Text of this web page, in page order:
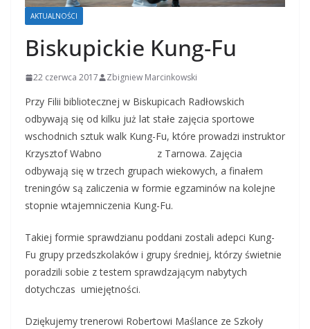
AKTUALNOŚCI
Biskupickie Kung-Fu
22 czerwca 2017 Zbigniew Marcinkowski
Przy Filii bibliotecznej w Biskupicach Radłowskich
odbywają się od kilku już lat stałe zajęcia sportowe
wschodnich sztuk walk Kung-Fu, które prowadzi instruktor
Krzysztof Wabno z Tarnowa. Zajęcia
odbywają się w trzech grupach wiekowych, a finałem
treningów są zaliczenia w formie egzaminów na kolejne
stopnie wtajemniczenia Kung-Fu.
Takiej formie sprawdzianu poddani zostali adepci Kung-
Fu grupy przedszkolaków i grupy średniej, którzy świetnie
poradzili sobie z testem sprawdzającym nabytych
dotychczas umiejętności.
Dziękujemy trenerowi Robertowi Maślance ze Szkoły